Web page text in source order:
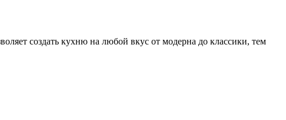
создать кухню на любой вкус от модерна до классики, тем